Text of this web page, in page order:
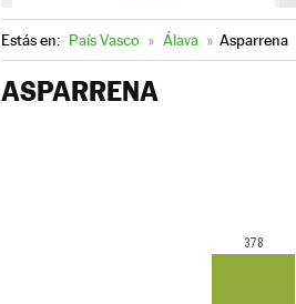
Estás en: País Vasco » Álava » Asparrena
ASPARRENA
378